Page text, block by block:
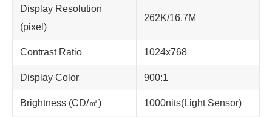
Display Resolution
(pixel)
262K/16.7M
Contrast Ratio 1024x768
Display Color 900:1
Brightness (CD/㎡) 1000nits(Light Sensor)